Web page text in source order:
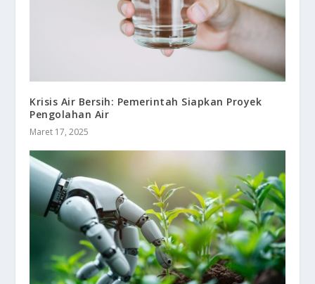
Krisis Air Bersih: Pemerintah Siapkan Proyek
Pengolahan Air
Maret 17, 2025